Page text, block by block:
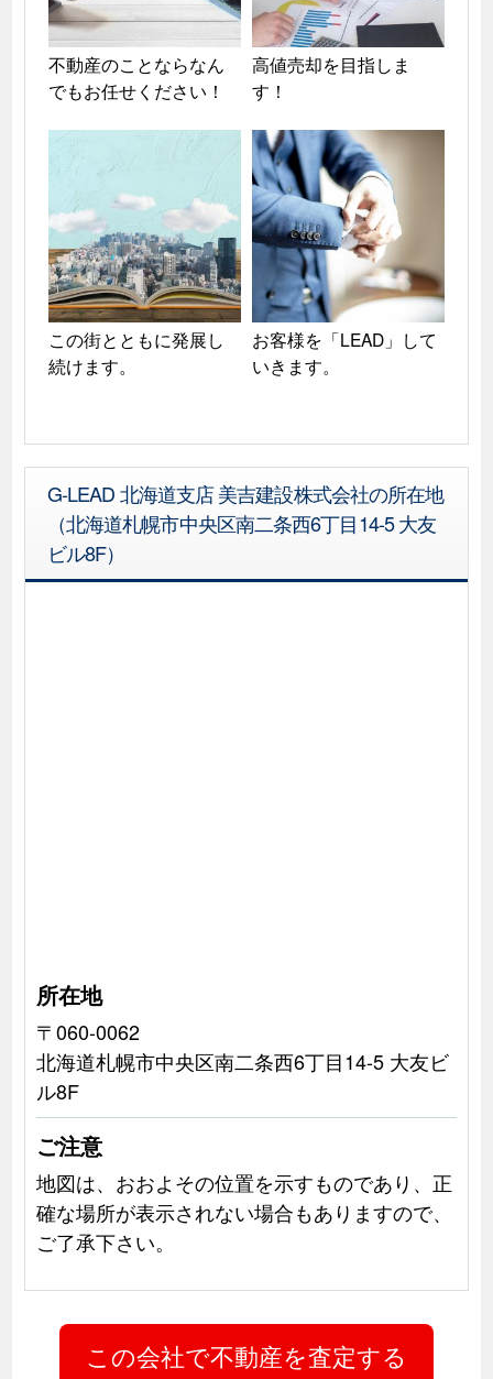
不動産のことならなん
でもお任せください！
高値売却を目指しま
す！
この街とともに発展し
続けます。
お客様を「LEAD」して
いきます。
G-LEAD 北海道支店 美吉建設株式会社の所在地
（北海道札幌市中央区南二条西6丁目14-5 大友
ビル8F）
所在地
〒060-0062
北海道札幌市中央区南二条西6丁目14-5 大友ビ
ル8F
ご注意
地図は、おおよその位置を示すものであり、正
確な場所が表示されない場合もありますので、
ご了承下さい。